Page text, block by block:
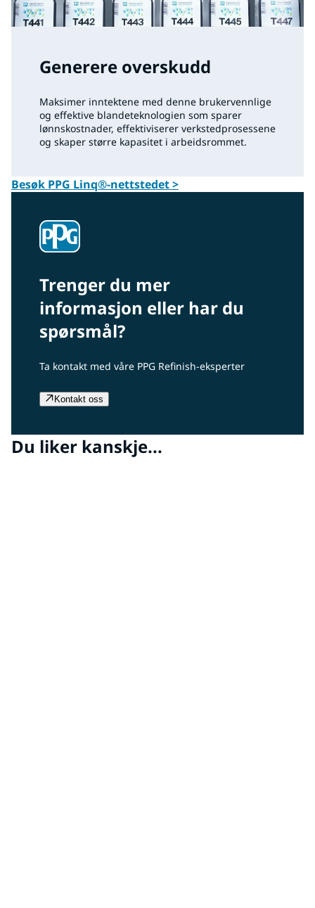
Generere overskudd
Maksimer inntektene med denne brukervennlige
og effektive blandeteknologien som sparer
lønnskostnader, effektiviserer verkstedprosessene
og skaper større kapasitet i arbeidsrommet.
Besøk PPG Linq®-nettstedet >
Trenger du mer
informasjon eller har du
spørsmål?
Ta kontakt med våre PPG Refinish-eksperter
Kontakt oss
Du liker kanskje...